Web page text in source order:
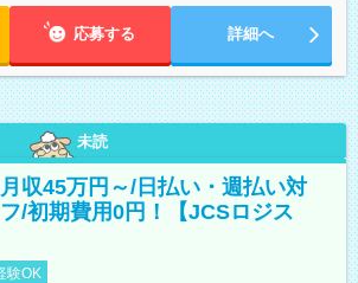
応募する 詳細へ
未読
収45万円～/日払い・週払い対
/初期費用0円！【JCSロジス
験OK